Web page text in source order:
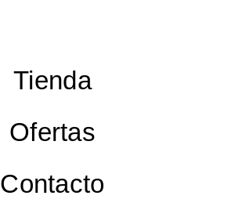
Tienda
Ofertas
Contacto